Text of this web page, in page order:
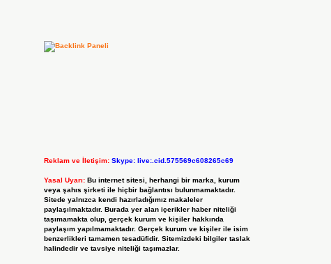
Reklam ve İletişim: Skype: live:.cid.575569c608265c69
Yasal Uyarı: Bu internet sitesi, herhangi bir marka, kurum
veya şahıs şirketi ile hiçbir bağlantısı bulunmamaktadır.
Sitede yalnızca kendi hazırladığımız makaleler
paylaşılmaktadır. Burada yer alan içerikler haber niteliği
taşımamakta olup, gerçek kurum ve kişiler hakkında
paylaşım yapılmamaktadır. Gerçek kurum ve kişiler ile isim
benzerlikleri tamamen tesadüfidir. Sitemizdeki bilgiler taslak
halindedir ve tavsiye niteliği taşımazlar.